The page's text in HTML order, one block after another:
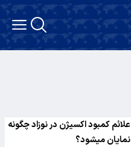
علائم کمبود اکسیژن در نوزاد چگونه
نمایان میشود؟